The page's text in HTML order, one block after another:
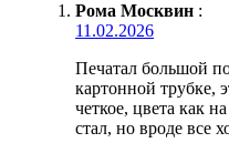
Рома Москвин :
11.02.2026
Печатал большой
картонной трубке,
четкое, цвета как
стал, но вроде все